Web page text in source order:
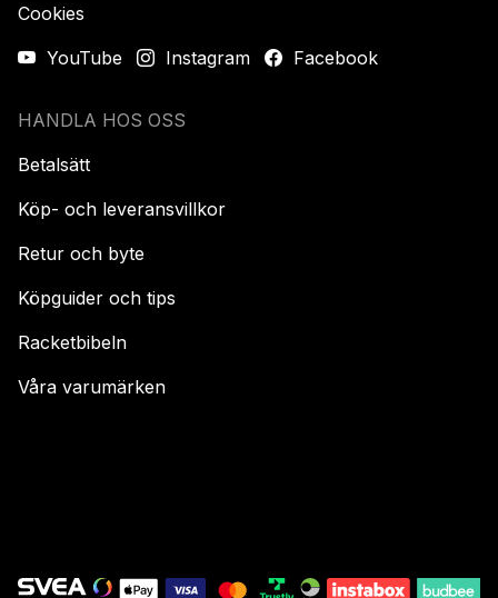
Cookies
YouTube
Instagram Facebook
HANDLA HOS OSS
Betalsätt
Köp- och leveransvillkor
Retur och byte
Köpguider och tips
Racketbibeln
Våra varumärken